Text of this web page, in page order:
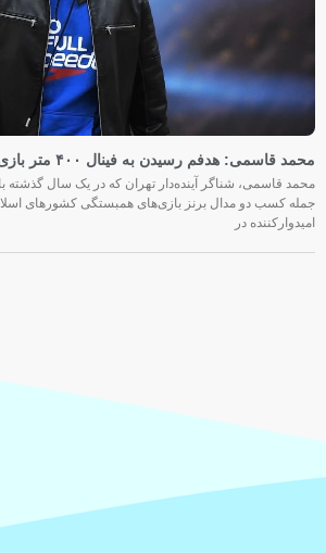
محمد قاسمی: هدفم رسیدن به فینال ۴۰۰ متر بازی‌های آسیایی ناگویاست
محمد قاسمی، شناگر آینده‌دار تهران که در یک سال گذشته با
جمله کسب دو مدال برنز بازی‌های همبستگی کشورهای
امیدوارکننده در